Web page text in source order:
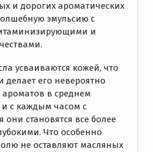
и дорогих ароматических
эмульсию с
и
усваиваются кожей, что
делает его невероятно
ароматов в среднем
и с каждым часом с
становятся все более
Что особенно
не оставляют масляных